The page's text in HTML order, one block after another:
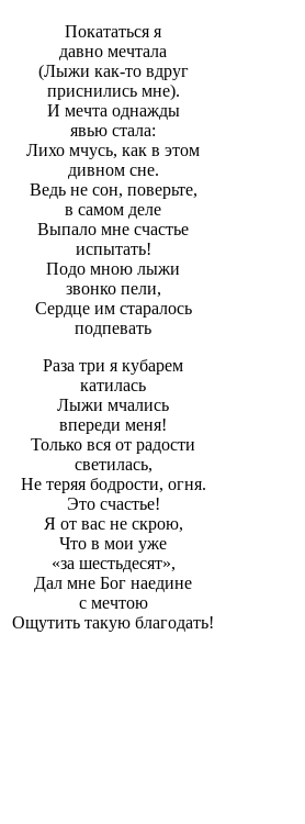
Покататься я
давно мечтала
(Лыжи как-то вдруг
приснились мне).
И мечта однажды
явью стала:
Лихо мчусь, как в этом
дивном сне.
Ведь не сон, поверьте,
в самом деле
Выпало мне счастье
испытать!
Подо мною лыжи
звонко пели,
Сердце им старалось
подпевать
Раза три я кубарем
катилась
Лыжи мчались
впереди меня!
Только вся от радости
светилась,
Не теряя бодрости, огня.
Это счастье!
Я от вас не скрою,
Что в мои уже
«за шестьдесят»,
Дал мне Бог наедине
с мечтою
Ощутить такую благодать!